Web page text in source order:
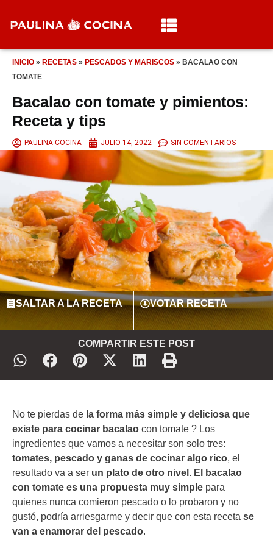
INICIO » RECETAS » PESCADOS Y MARISCOS » BACALAO CON
TOMATE
Bacalao con tomate y pimientos:
Receta y tips
PAULINA COCINA JULIO 14, 2022 SIN COMENTARIOS
SALTAR A LA RECETA VOTAR RECETA
COMPARTIR ESTE POST
No te pierdas de la forma más simple y deliciosa que
existe para cocinar bacalao con tomate ? Los
ingredientes que vamos a necesitar son solo tres:
tomates, pescado y ganas de cocinar algo rico, el
resultado va a ser un plato de otro nivel . El bacalao
con tomate es una propuesta muy simple para
quienes nunca comieron pescado o lo probaron y no
gustó, podría arriesgarme y decir que con esta receta se
van a enamorar del pescado.